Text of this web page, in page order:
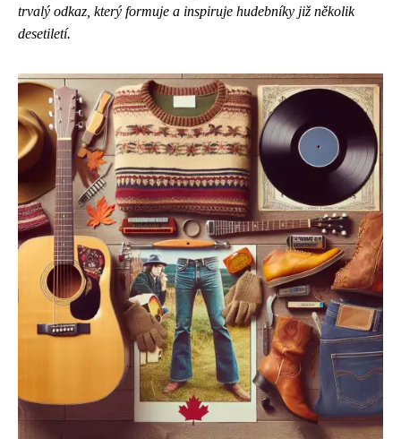
trvalý odkaz, který formuje a inspiruje hudebníky již několik
desetiletí.